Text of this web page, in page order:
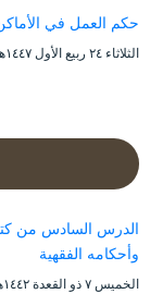
حكم العمل في
الثلاثاء ۲٤ ربيع الأول ۱٤٤۷هـ ۱٦-۹-۲۰۲۵م
الدرس السادس من
وأحكامه الفقهية
الخميس ۷ ذو القعدة ۱٤٤۲هـ ۱۷-٦-۲۰۲۱م